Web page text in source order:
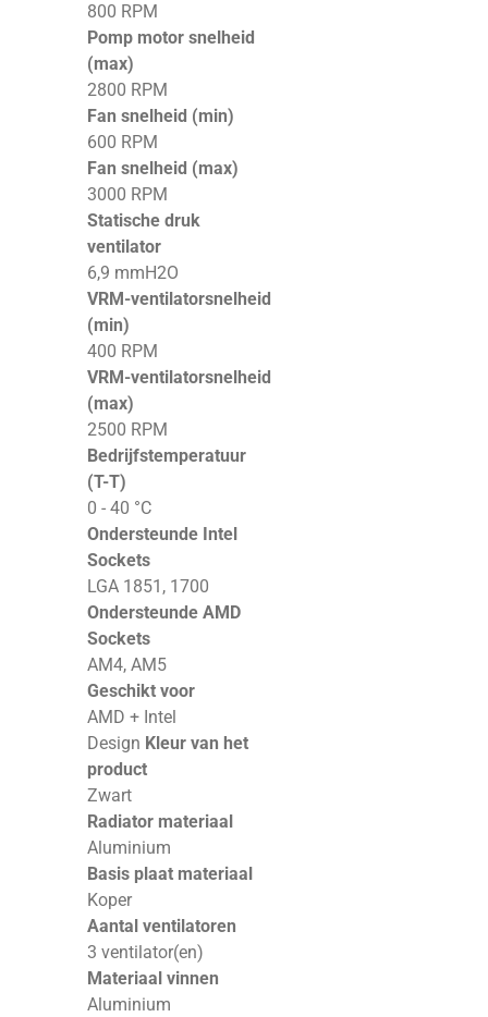
800 RPM
Pomp motor snelheid
(max)
2800 RPM
Fan snelheid (min)
600 RPM
Fan snelheid (max)
3000 RPM
Statische druk
ventilator
6,9 mmH2O
VRM-ventilatorsnelheid
(min)
400 RPM
VRM-ventilatorsnelheid
(max)
2500 RPM
Bedrijfstemperatuur
(T-T)
0 - 40 °C
Ondersteunde Intel
Sockets
LGA 1851, 1700
Ondersteunde AMD
Sockets
AM4, AM5
Geschikt voor
AMD + Intel
Design Kleur van het
product
Zwart
Radiator materiaal
Aluminium
Basis plaat materiaal
Koper
Aantal ventilatoren
3 ventilator(en)
Materiaal vinnen
Aluminium